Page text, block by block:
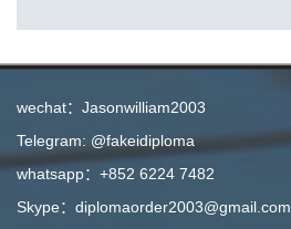
wechat：Jasonwilliam2003
Telegram: @fakeidiploma
whatsapp：+852 6224 7482
Skype：diplomaorder2003@gmail.com